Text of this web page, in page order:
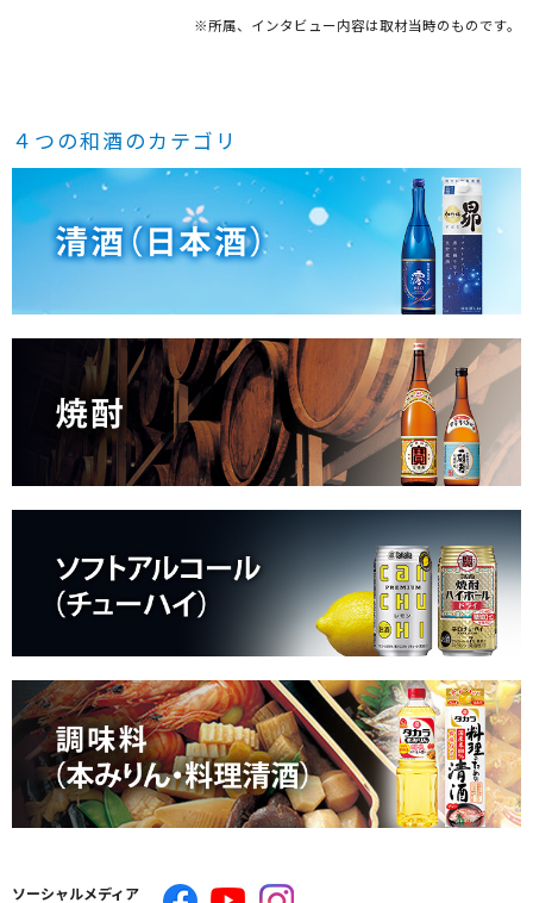
※所属、インタビュー内容は取材当時のものです。
４つの和酒のカテゴリ
ソーシャルメディア